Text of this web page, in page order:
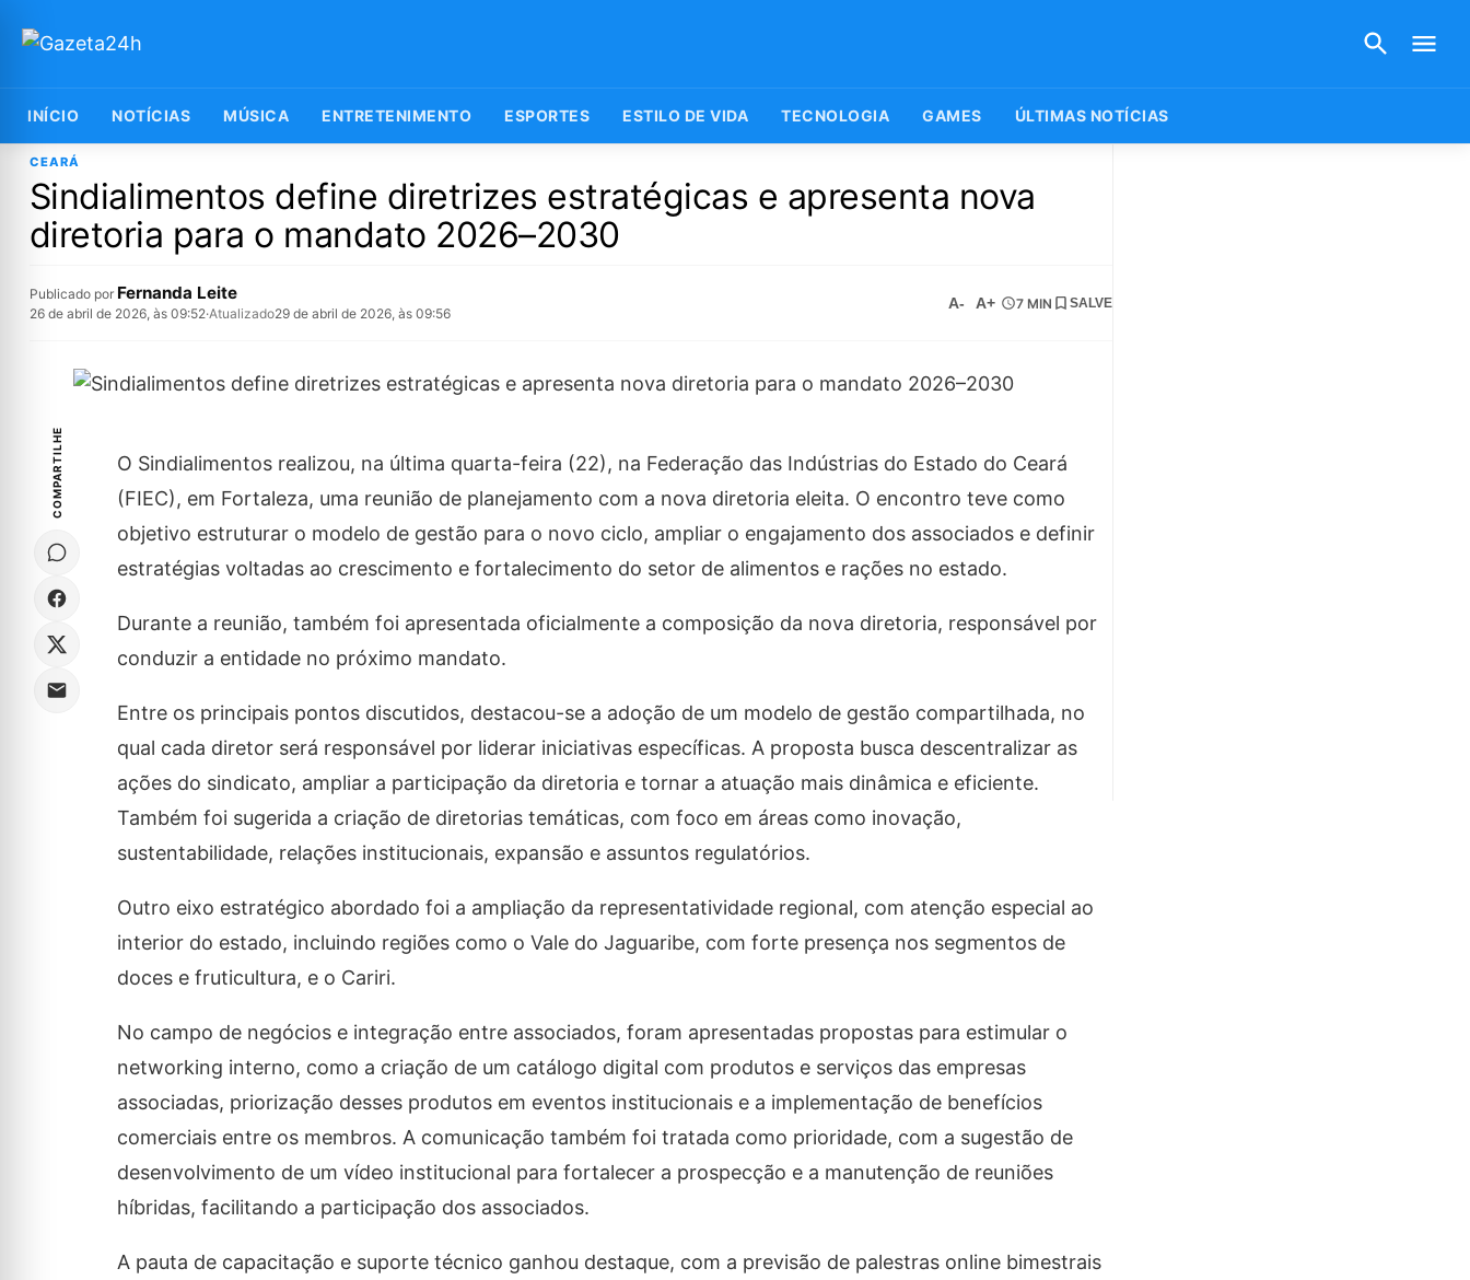
INÍCIO NOTÍCIAS MÚSICA ENTRETENIMENTO ESPORTES ESTILO DE VIDA TECNOLOGIA GAMES ÚLTIMAS NOTÍCIAS
CEARÁ
Sindialimentos define diretrizes estratégicas e apresenta nova
diretoria para o mandato 2026–2030
Publicado por Fernanda Leite
26 de abril de 2026, às 09:52·Atualizado29 de abril de 2026, às 09:56
A- A+ 7 MIN SALVE
COMPARTILHE
O Sindialimentos realizou, na última quarta-feira (22), na Federação das Indústrias do Estado do Ceará
(FIEC), em Fortaleza, uma reunião de planejamento com a nova diretoria eleita. O encontro teve como
objetivo estruturar o modelo de gestão para o novo ciclo, ampliar o engajamento dos associados e definir
estratégias voltadas ao crescimento e fortalecimento do setor de alimentos e rações no estado.
Durante a reunião, também foi apresentada oficialmente a composição da nova diretoria, responsável por
conduzir a entidade no próximo mandato.
Entre os principais pontos discutidos, destacou-se a adoção de um modelo de gestão compartilhada, no
qual cada diretor será responsável por liderar iniciativas específicas. A proposta busca descentralizar as
ações do sindicato, ampliar a participação da diretoria e tornar a atuação mais dinâmica e eficiente.
Também foi sugerida a criação de diretorias temáticas, com foco em áreas como inovação,
sustentabilidade, relações institucionais, expansão e assuntos regulatórios.
Outro eixo estratégico abordado foi a ampliação da representatividade regional, com atenção especial ao
interior do estado, incluindo regiões como o Vale do Jaguaribe, com forte presença nos segmentos de
doces e fruticultura, e o Cariri.
No campo de negócios e integração entre associados, foram apresentadas propostas para estimular o
networking interno, como a criação de um catálogo digital com produtos e serviços das empresas
associadas, priorização desses produtos em eventos institucionais e a implementação de benefícios
comerciais entre os membros. A comunicação também foi tratada como prioridade, com a sugestão de
desenvolvimento de um vídeo institucional para fortalecer a prospecção e a manutenção de reuniões
híbridas, facilitando a participação dos associados.
A pauta de capacitação e suporte técnico ganhou destaque, com a previsão de palestras online bimestrais